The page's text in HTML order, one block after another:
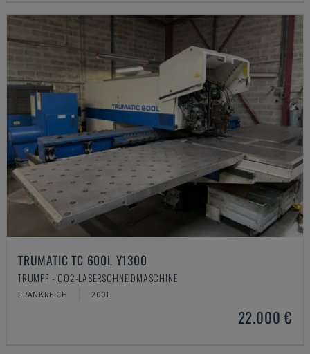
TRUMATIC TC 600L Y1300
TRUMPF - CO2-LASERSCHNEIDMASCHINE
FRANKREICH 2001
22.000 €